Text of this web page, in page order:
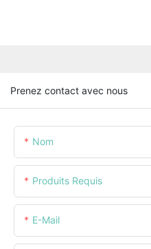
Prenez contact avec nous
Nom
Produits Requis
E-Mail